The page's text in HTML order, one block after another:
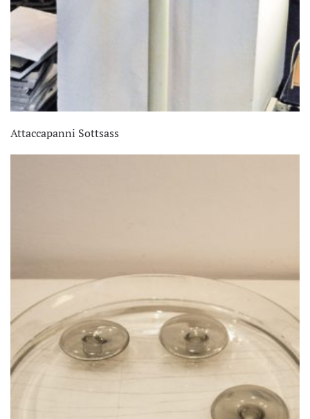
Attaccapanni Sottsass